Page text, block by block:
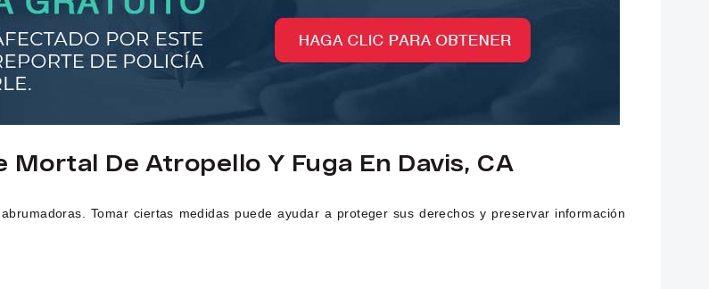
De Atropello Y Fuga En Davis, CA
Tomar ciertas medidas puede ayudar a proteger sus derechos y preservar información